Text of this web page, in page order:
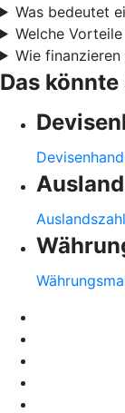
Was bedeutet
Welche
Wie
Das